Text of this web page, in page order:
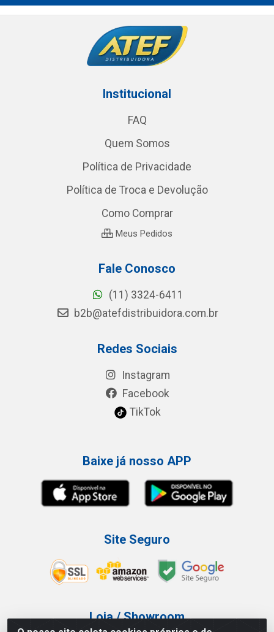
Institucional
FAQ
Quem Somos
Política de Privacidade
Política de Troca e Devolução
Como Comprar
Meus Pedidos
Fale Conosco
(11) 3324-6411
b2b@atefdistribuidora.com.br
Redes Sociais
Instagram
Facebook
TikTok
Baixe já nosso APP
Site Seguro
Loja / Showroom